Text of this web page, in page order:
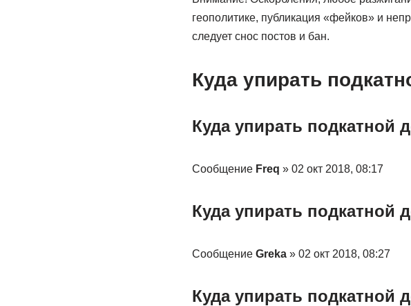
геополитике, публикация «фейков» и
следует снос постов и бан.
Куда упирать
Куда упирать подкатной
Сообщение Freq » 02 окт 2018, 08:17
Куда упирать подкатной
Сообщение Greka» 02 окт 2018, 08:27
Куда упирать подкатной